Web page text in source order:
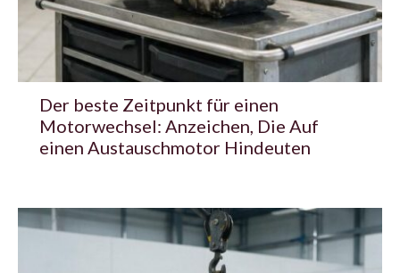
Der beste Zeitpunkt für einen
Motorwechsel: Anzeichen, Die Auf
einen Austauschmotor Hindeuten